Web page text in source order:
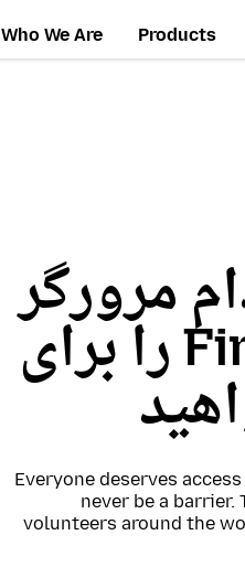
Products
Who We Are
مرورگر
Firefox Browser را برای
Everyone deserves
never be a
volunteers around the